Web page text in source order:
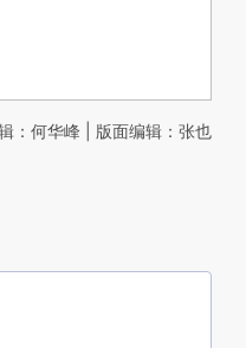
：何华峰 | 版面编辑：张也